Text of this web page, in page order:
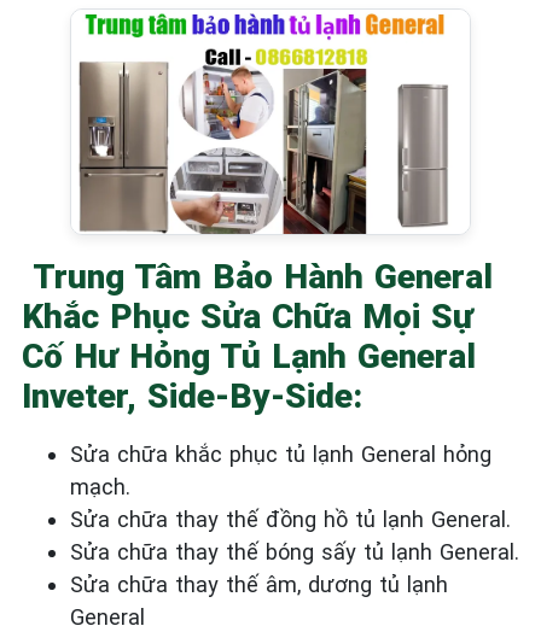
Trung Tâm Bảo Hành General
Khắc Phục Sửa Chữa Mọi Sự
Cố Hư Hỏng Tủ Lạnh General
Inveter, Side-By-Side:
Sửa chữa khắc phục tủ lạnh General hỏng
mạch.
Sửa chữa thay thế đồng hồ tủ lạnh General.
Sửa chữa thay thế bóng sấy tủ lạnh General.
Sửa chữa thay thế âm, dương tủ lạnh
General